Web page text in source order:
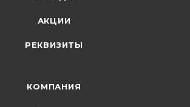
АКЦИИ
РЕКВИЗИТЫ
КОМПАНИЯ